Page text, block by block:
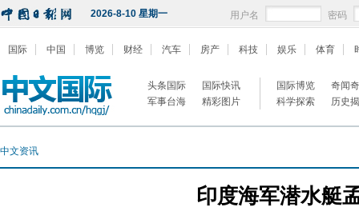
2026-8-10 星期一 用户名 密码
国际 中国 博览 财经 汽车 房产 科技 娱乐 体育
头条国际
国际快讯
军事台海
精彩图片
国际博览
奇闻
科学探索
历史
中文资讯
印度海军潜水艇